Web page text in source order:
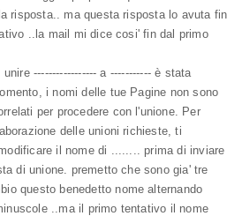
risposta.. ma questa risposta lo avuta fin
..la mail mi dice cosi' fin dal primo
unire ----------------- a ----------- è stata
i nomi delle tue Pagine non sono
per procedere con l'unione. Per
delle unioni richieste, ti
il nome di ........ prima di inviare
di unione. premetto che sono gia' tre
questo benedetto nome alternando
..ma il primo tentativo il nome